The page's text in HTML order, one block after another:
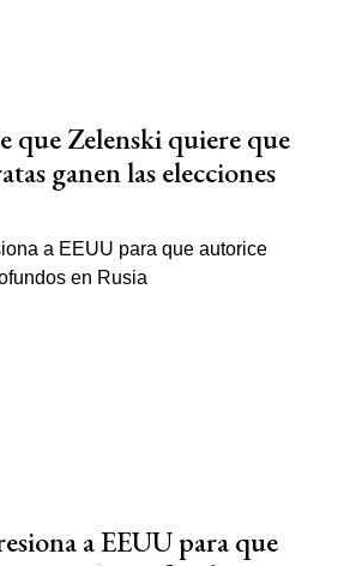
que Zelenski quiere que
ganen las elecciones
a EEUU para que